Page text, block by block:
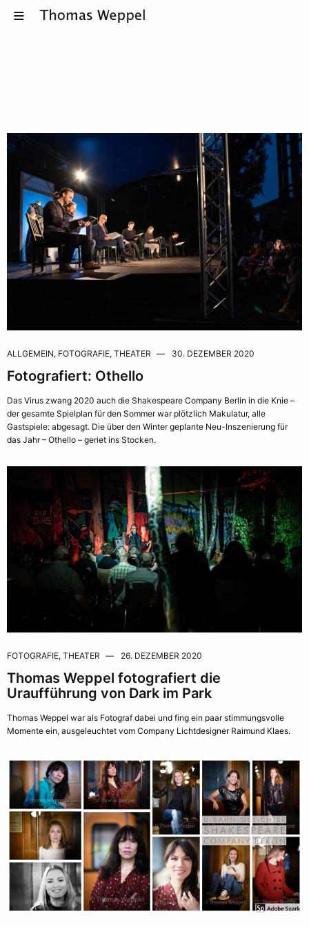
ALLGEMEIN, FOTOGRAFIE, THEATER 30. DEZEMBER 2020
Fotografiert: Othello
Das Virus zwang 2020 auch die Shakespeare Company Berlin in die Knie –
der gesamte Spielplan für den Sommer war plötzlich Makulatur, alle
Gastspiele: abgesagt. Die über den Winter geplante Neu-Inszenierung für
das Jahr – Othello – geriet ins Stocken.
FOTOGRAFIE, THEATER 26. DEZEMBER 2020
Thomas Weppel fotografiert die
Uraufführung von Dark im Park
Thomas Weppel war als Fotograf dabei und fing ein paar stimmungsvolle
Momente ein, ausgeleuchtet vom Company Lichtdesigner Raimund Klaes.